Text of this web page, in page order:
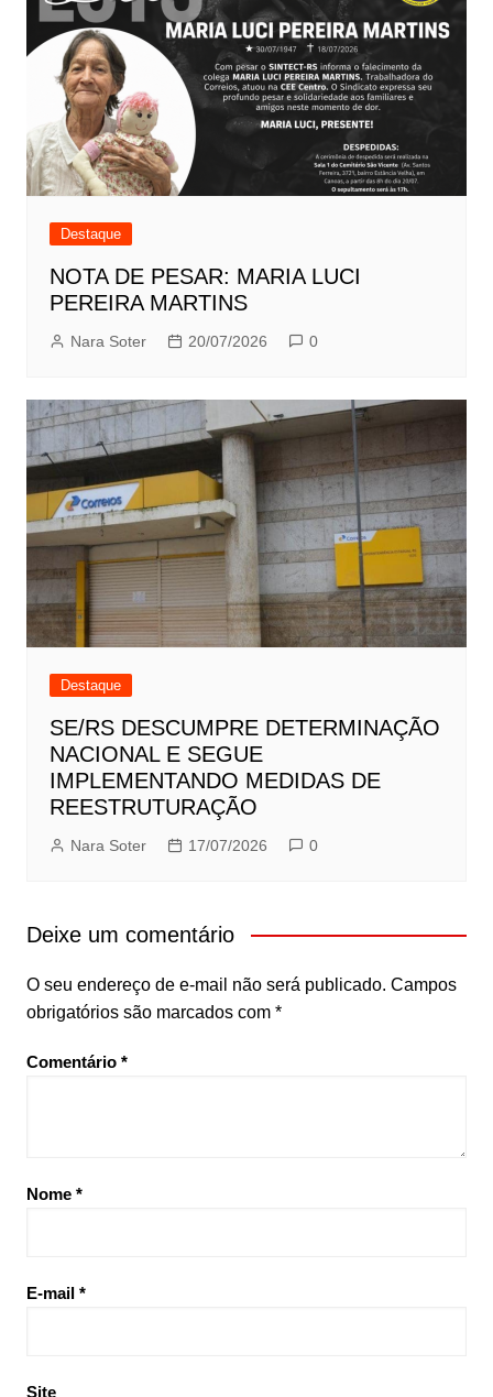
Destaque
NOTA DE PESAR: MARIA LUCI
PEREIRA MARTINS
Nara Soter 20/07/2026 0
Destaque
SE/RS DESCUMPRE DETERMINAÇÃO
NACIONAL E SEGUE
IMPLEMENTANDO MEDIDAS DE
REESTRUTURAÇÃO
Nara Soter 17/07/2026 0
Deixe um comentário
O seu endereço de e-mail não será publicado. Campos
obrigatórios são marcados com *
Comentário *
Nome *
E-mail *
Site